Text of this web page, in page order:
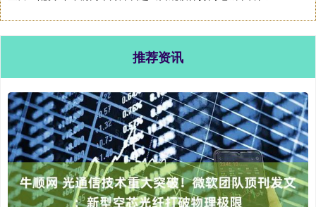
推荐资讯